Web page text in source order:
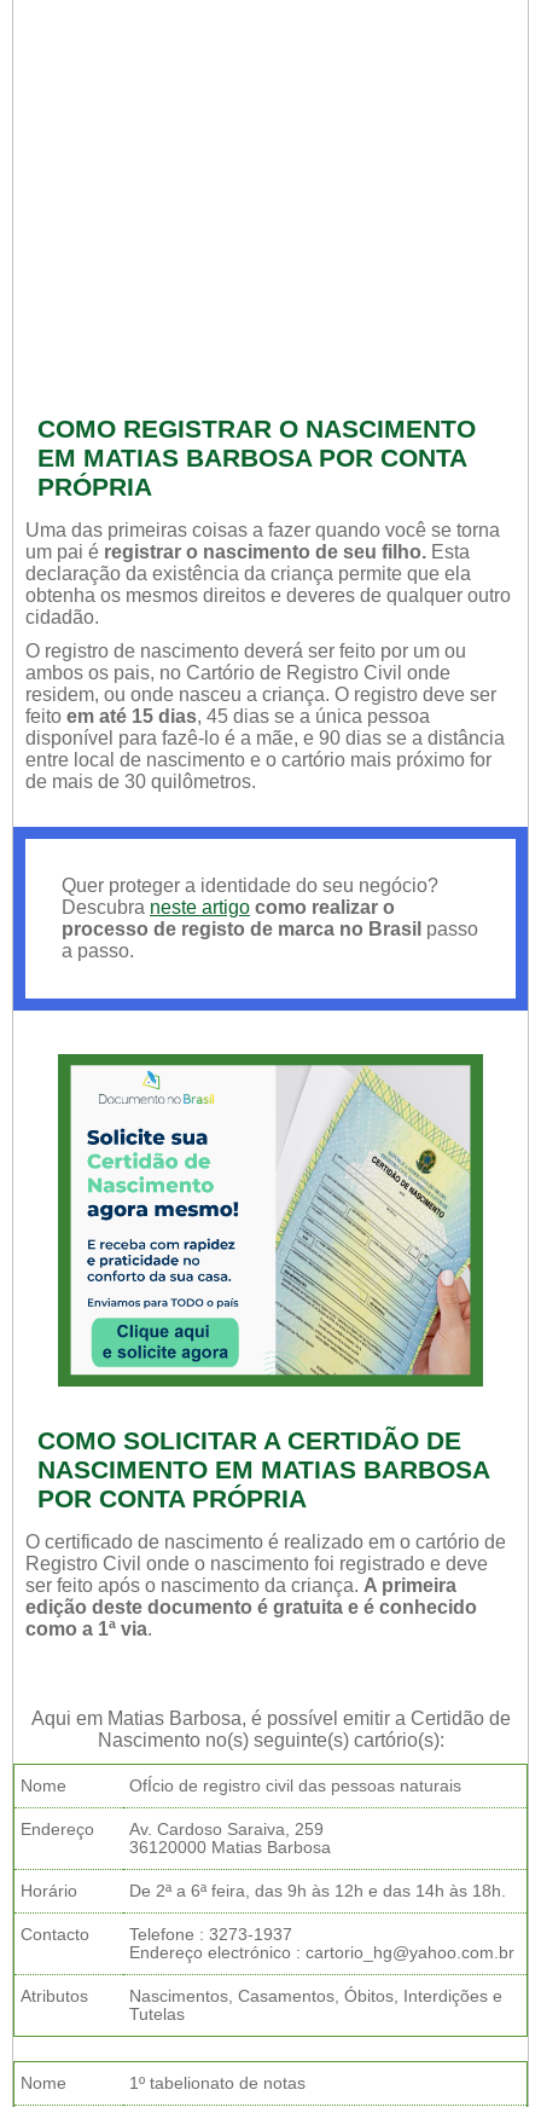
COMO REGISTRAR O NASCIMENTO
EM MATIAS BARBOSA POR CONTA
PRÓPRIA
Uma das primeiras coisas a fazer quando você se torna
um pai é registrar o nascimento de seu filho. Esta
declaração da existência da criança permite que ela
obtenha os mesmos direitos e deveres de qualquer outro
cidadão.
O registro de nascimento deverá ser feito por um ou
ambos os pais, no Cartório de Registro Civil onde
residem, ou onde nasceu a criança. O registro deve ser
feito em até 15 dias, 45 dias se a única pessoa
disponível para fazê-lo é a mãe, e 90 dias se a distância
entre local de nascimento e o cartório mais próximo for
de mais de 30 quilômetros.
Quer proteger a identidade do seu negócio?
Descubra neste artigo como realizar o
processo de registo de marca no Brasil passo
a passo.
COMO SOLICITAR A CERTIDÃO DE
NASCIMENTO EM MATIAS BARBOSA
POR CONTA PRÓPRIA
O certificado de nascimento é realizado em o cartório de
Registro Civil onde o nascimento foi registrado e deve
ser feito após o nascimento da criança. A primeira
edição deste documento é gratuita e é conhecido
como a 1ª via.
Aqui em Matias Barbosa, é possível emitir a Certidão de
Nascimento no(s) seguinte(s) cartório(s):
Nome OfÍcio de registro civil das pessoas naturais
Endereço
Av. Cardoso Saraiva, 259
36120000 Matias Barbosa
Horário De 2ª a 6ª feira, das 9h às 12h e das 14h às 18h.
Contacto
Telefone : 3273-1937
Endereço electrónico : cartorio_hg@yahoo.com.br
Atributos
Nascimentos, Casamentos, Óbitos, Interdições e
Tutelas
Nome 1º tabelionato de notas